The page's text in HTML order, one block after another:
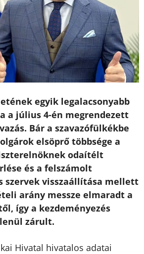
egyik legalacsonyabb
a július 4-én megrendezett
Bár a szavazófülkékbe
elsöprő többsége a
odaítélt
és a felszámolt
szervek visszaállítása mellett
arány messze elmaradt a
így a kezdeményezés
zárult.
Hivatal hivatalos adatai